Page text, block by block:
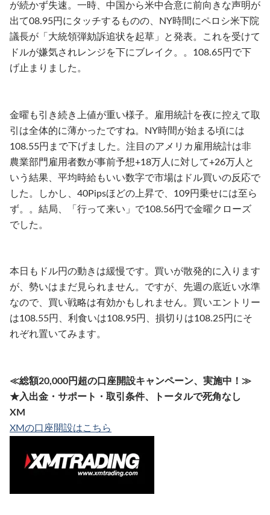
が続かず失速。一時、中国から米中合意に前向きな声明が
出て08.95円にタッチするものの、NY時間にペロシ米下院
議長が「大統領弾劾訴追状を起草」と発表。これを受けて
ドルが嫌気されレンジを下にブレイク。。108.65円で下
げ止まりました。
金曜も引き続き上値が重い様子。雇用統計を夜に控えて取
引は全体的に薄かったですね。NY時間が始まる頃には
108.55円まで下げました。注目のアメリカ雇用統計は非
農業部門雇用者数が事前予想+18万人に対して+26万人と
いう結果、平均時給もいい数字で市場はドル買いの反応で
した。しかし、40Pipsほどの上昇で、109円乗せには至ら
ず。。結局、「行って来い」で108.56円で金曜クローズ
でした。
本日もドル円の動きは緩慢です。買いが散発的に入ります
が、勢いはまだ見られません。ですが、先週の底近い水準
なので、買い戦略は有効かもしれません。買いエントリー
は108.55円、利食いは108.95円、損切りは108.25円にそ
れぞれ置いてみます。
≪総額20,000円超の口座開設キャンペーン、実施中！≫
★入出金・サポート・取引条件、トータルで死角なし
XM
XMの口座開設はこちら